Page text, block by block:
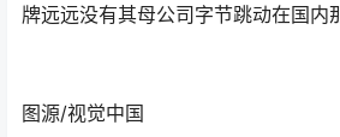
牌远远没有其母公司字节跳动在国内
图源/视觉中国